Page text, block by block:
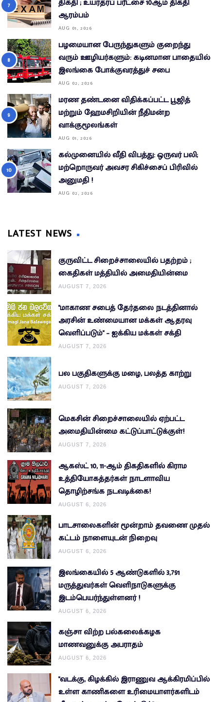
ஆரம்பம்
AUG 01, 2026
பழமையான பேருந்துகளும் குறைந்து
வரும் ஊழியர்களும்: கடினமான பாதையில்
இலங்கை போக்குவரத்துச் சபை
AUG 02, 2026
மரண தண்டனை விதிக்கப்பட்ட பூஜித்
மற்றும் ஹேமசிறியின் நீதிமன்ற
வாக்குமூலங்கள்
AUG 01, 2026
கல்முனையில் வீதி விபத்து: ஒருவர் பலி;
மற்றொருவர் அவசர சிகிச்சைப் பிரிவில்
அனுமதி !
AUG 02, 2026
LATEST NEWS
குருவிட்ட சிறைச்சாலையில் பதற்றம் ;
கைதிகள் மத்தியில் அமைதியின்மை
AUGUST 7, 2026
"மாகாண சபைத் தேர்தலை நடத்தினால்
அரசின் உண்மையான மக்கள் ஆதரவு
வெளிப்படும்" – ஐக்கிய மக்கள் சக்தி
AUGUST 7, 2026
பல பகுதிகளுக்கு மழை, பலத்த காற்று
AUGUST 7, 2026
மெகசின் சிறைச்சாலையில் ஏற்பட்ட
அமைதியின்மை கட்டுப்பாட்டுக்குள்!
AUGUST 7, 2026
ஆகஸ்ட் 10, 11-ஆம் திகதிகளில் கிராம
உத்தியோகத்தர்கள் நாடளாவிய
தொழிற்சங்க நடவடிக்கை!
AUGUST 6, 2026
பாடசாலைகளின் மூன்றாம் தவணை முதல்
கட்டம் நாளையுடன் நிறைவு
AUGUST 6, 2026
இலங்கையில் 5 ஆண்டுகளில் 3,791
மருத்துவர்கள் வெளிநாடுகளுக்கு
இடம்பெயர்ந்துள்ளனர் !
AUGUST 6, 2026
கஞ்சா விற்ற பல்கலைக்கழக
மாணவனுக்கு அபராதம்
AUGUST 6, 2026
"வடக்கு, கிழக்கில் இராணுவ ஆக்கிரமிப்பில்
உள்ள காணிகளை உரிமையாளர்களிடம்